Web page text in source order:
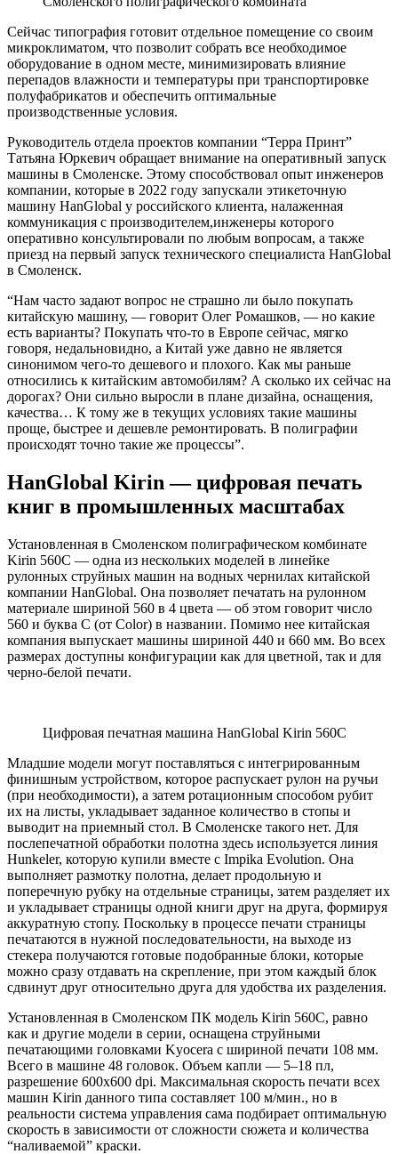
Сейчас типография готовит отдельное помещение со своим
микроклиматом, что позволит собрать все необходимое
оборудование в одном месте, минимизировать влияние
перепадов влажности и температуры при транспортировке
полуфабрикатов и обеспечить оптимальные
производственные условия.
Руководитель отдела проектов компании “Терра Принт”
Татьяна Юркевич обращает внимание на оперативный запуск
машины в Смоленске. Этому способствовал опыт инженеров
компании, которые в 2022 году запускали этикеточную
машину HanGlobal у российского клиента, налаженная
коммуникация с производителем,инженеры которого
оперативно консультировали по любым вопросам, а также
приезд на первый запуск технического специалиста HanGlobal
в Смоленск.
“Нам часто задают вопрос не страшно ли было покупать
китайскую машину, — говорит Олег Ромашков, — но какие
есть варианты? Покупать что-то в Европе сейчас, мягко
говоря, недальновидно, а Китай уже давно не является
синонимом чего-то дешевого и плохого. Как мы раньше
относились к китайским автомобилям? А сколько их сейчас на
дорогах? Они сильно выросли в плане дизайна, оснащения,
качества… К тому же в текущих условиях такие машины
проще, быстрее и дешевле ремонтировать. В полиграфии
происходят точно такие же процессы”.
HanGlobal Kirin — цифровая печать
книг в промышленных масштабах
Установленная в Смоленском полиграфическом комбинате
Kirin 560C — одна из нескольких моделей в линейке
рулонных струйных машин на водных чернилах китайской
компании HanGlobal. Она позволяет печатать на рулонном
материале шириной 560 в 4 цвета — об этом говорит число
560 и буква С (от Color) в названии. Помимо нее китайская
компания выпускает машины шириной 440 и 660 мм. Во всех
размерах доступны конфигурации как для цветной, так и для
черно-белой печати.
Цифровая печатная машина HanGlobal Kirin 560C
Младшие модели могут поставляться с интегрированным
финишным устройством, которое распускает рулон на ручьи
(при необходимости), а затем ротационным способом рубит
их на листы, укладывает заданное количество в стопы и
выводит на приемный стол. В Смоленске такого нет. Для
послепечатной обработки полотна здесь используется линия
Hunkeler, которую купили вместе с Impika Evolution. Она
выполняет размотку полотна, делает продольную и
поперечную рубку на отдельные страницы, затем разделяет их
и укладывает страницы одной книги друг на друга, формируя
аккуратную стопу. Поскольку в процессе печати страницы
печатаются в нужной последовательности, на выходе из
стекера получаются готовые подобранные блоки, которые
можно сразу отдавать на скрепление, при этом каждый блок
сдвинут друг относительно друга для удобства их разделения.
Установленная в Смоленском ПК модель Kirin 560C, равно
как и другие модели в серии, оснащена струйными
печатающими головками Kyocera с шириной печати 108 мм.
Всего в машине 48 головок. Объем капли — 5–18 пл,
разрешение 600х600 dpi. Максимальная скорость печати всех
машин Kirin данного типа составляет 100 м/мин., но в
реальности система управления сама подбирает оптимальную
скорость в зависимости от сложности сюжета и количества
“наливаемой” краски.